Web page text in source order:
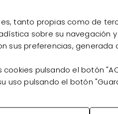
tanto propias como de
sobre su navegación
sus preferencias, generada
pulsando el botón
uso pulsando el botón